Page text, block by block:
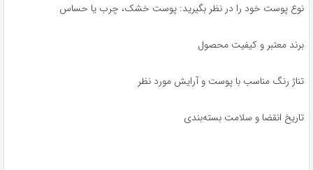
نوع پوست خود را در نظر بگیرید: پوست خشک، چرب یا حساس
برند معتبر و کیفیت محصول
تناژ رنگ مناسب با پوست و آرایش مورد نظر
تاریخ انقضا و سلامت بسته‌بندی